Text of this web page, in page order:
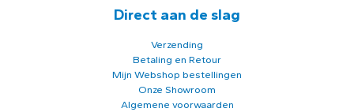
Direct aan de slag
Verzending
Betaling en Retour
Mijn Webshop bestellingen
Onze Showroom
Algemene voorwaarden